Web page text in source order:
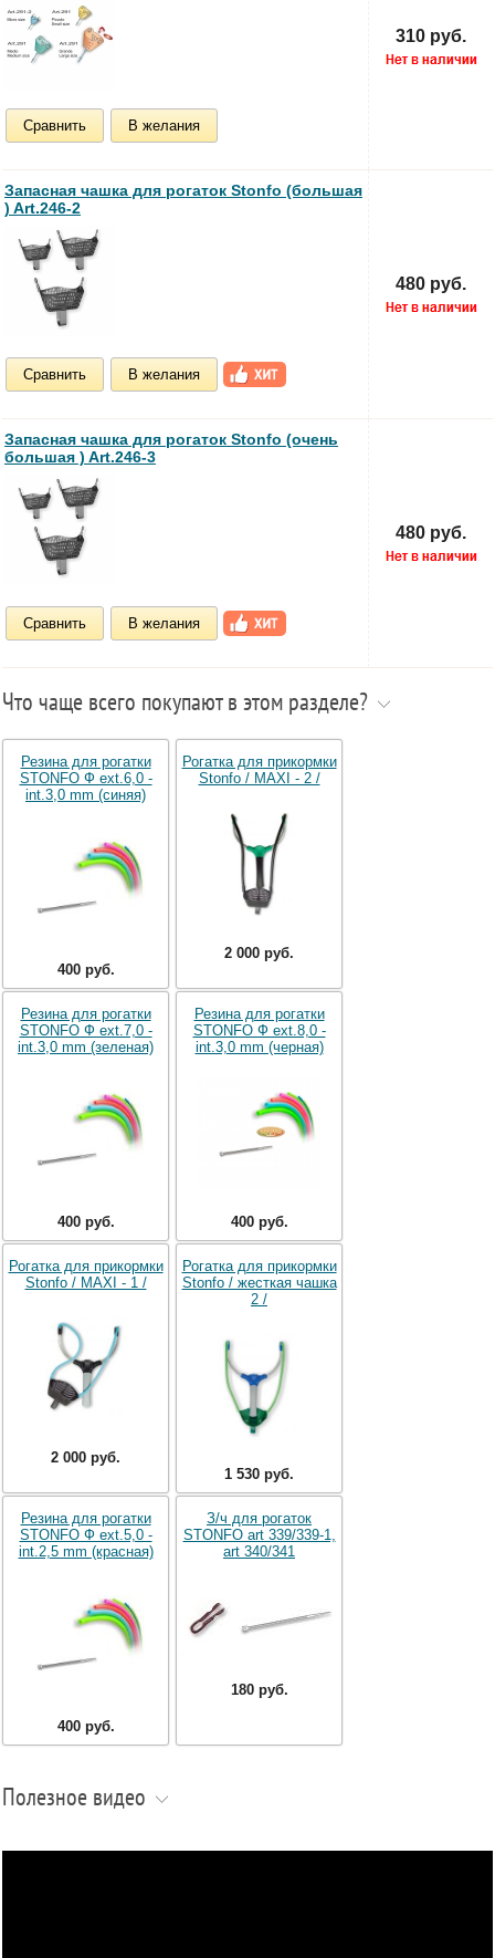
Сравнить В желания
310 руб.
Запасная чашка для рогаток Stonfo (большая
) Art.246-2
Сравнить В желания
480 руб.
Запасная чашка для рогаток Stonfo (очень
большая ) Art.246-3
Сравнить В желания
480 руб.
Что чаще всего покупают в этом разделе?
Резина для рогатки
STONFO Ф ext.6,0 -
int.3,0 mm (синяя)
400 руб.
Рогатка для прикормки
Stonfo / MAXI - 2 /
2 000 руб.
Резина для рогатки
STONFO Ф ext.7,0 -
int.3,0 mm (зеленая)
400 руб.
Резина для рогатки
STONFO Ф ext.8,0 -
int.3,0 mm (черная)
400 руб.
Рогатка для прикормки
Stonfo / MAXI - 1 /
2 000 руб.
Рогатка для прикормки
Stonfo / жесткая чашка
2 /
1 530 руб.
Резина для рогатки
STONFO Ф ext.5,0 -
int.2,5 mm (красная)
400 руб.
З/ч для рогаток
STONFO art 339/339-1,
art 340/341
180 руб.
Полезное видео